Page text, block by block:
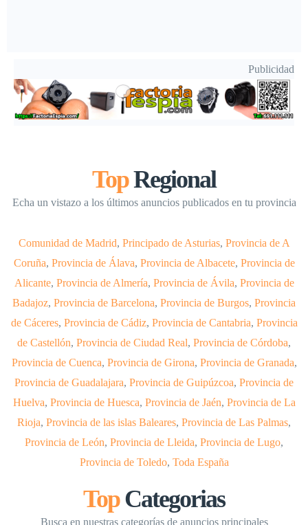
Publicidad
TopRegional
Echa un vistazo a los últimos anuncios publicados en tu provincia
Comunidad de Madrid, Principado de Asturias, Provincia de A
Coruña, Provincia de Álava, Provincia de Albacete, Provincia de
Alicante, Provincia de Almería, Provincia de Ávila, Provincia de
Badajoz, Provincia de Barcelona, Provincia de Burgos, Provincia
de Cáceres, Provincia de Cádiz, Provincia de Cantabria, Provincia
de Castellón, Provincia de Ciudad Real, Provincia de Córdoba,
Provincia de Cuenca, Provincia de Girona, Provincia de Granada,
Provincia de Guadalajara, Provincia de Guipúzcoa, Provincia de
Huelva, Provincia de Huesca, Provincia de Jaén, Provincia de La
Rioja, Provincia de las islas Baleares, Provincia de Las Palmas,
Provincia de León, Provincia de Lleida, Provincia de Lugo,
Provincia de Toledo, Toda España
TopCategorias
Busca en nuestras categorías de anuncios principales